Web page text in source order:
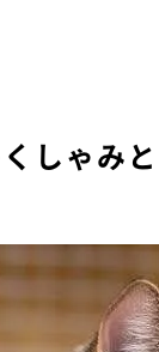
しゃみ